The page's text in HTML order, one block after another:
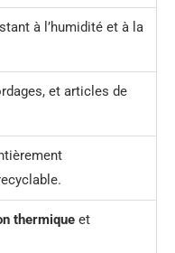
à l’humidité et à la
et articles de
thermique et